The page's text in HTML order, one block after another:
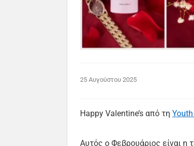
25 Αυγούστου 2025
Happy Valentine’s από τη Youth
Αυτός ο Φεβρουάριος είναι η